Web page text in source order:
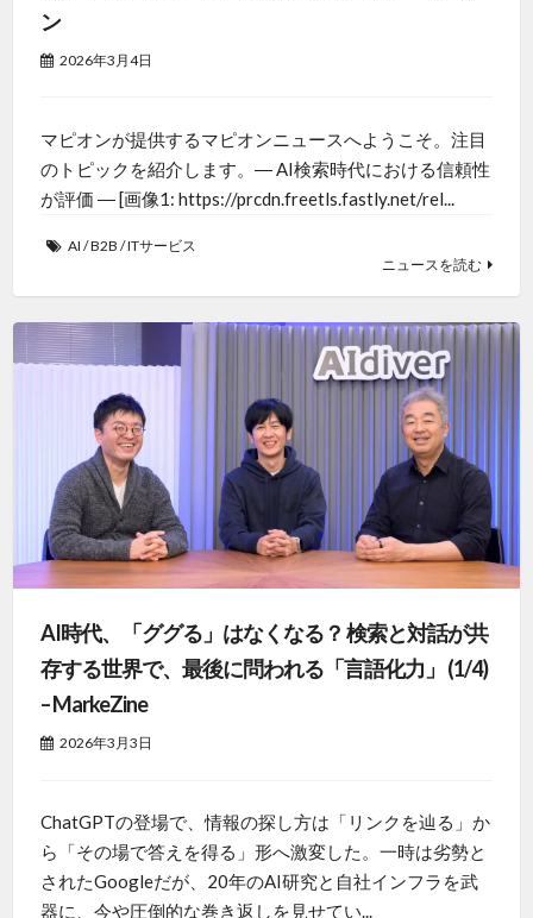
ン
2026年3月4日
マピオンが提供するマピオンニュースへようこそ。注目
のトピックを紹介します。― AI検索時代における信頼性
が評価 ― [画像1: https://prcdn.freetls.fastly.net/rel...
AI /B2B /ITサービス
ニュースを読む
AI時代、「ググる」はなくなる？ 検索と対話が共
存する世界で、最後に問われる「言語化力」 (1/4)
– MarkeZine
2026年3月3日
ChatGPTの登場で、情報の探し方は「リンクを辿る」か
ら「その場で答えを得る」形へ激変した。一時は劣勢と
されたGoogleだが、20年のAI研究と自社インフラを武
器に、今や圧倒的な巻き返しを見せてい...